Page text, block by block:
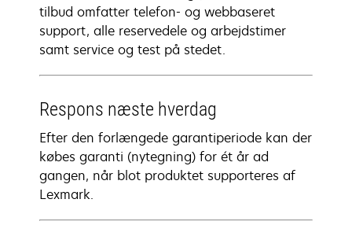
tilbud omfatter telefon- og webbaseret
support, alle reservedele og arbejdstimer
samt service og test på stedet.
Respons næste hverdag
Efter den forlængede garantiperiode kan der
købes garanti (nytegning) for ét år ad
gangen, når blot produktet supporteres af
Lexmark.